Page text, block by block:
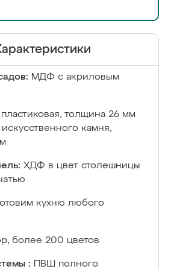
МДФ с акриловым
пластиковая, толщина 26 мм
камня,
ХДФ в цвет столешницы
кухню любого
более 200 цветов
:
ПВШ полного